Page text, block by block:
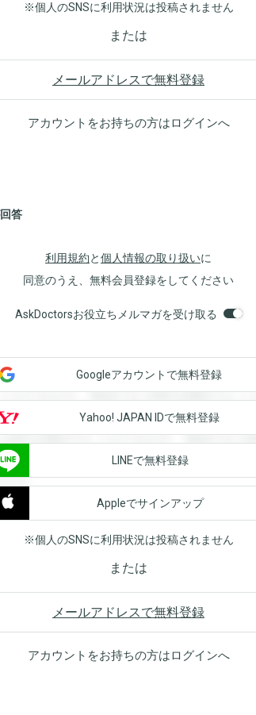
※個人のSNSに利用状況は投稿されません
または
メールアドレスで無料登録
アカウントをお持ちの方はログインへ
答
利用規約と個人情報の取り扱いに
同意のうえ、無料会員登録をしてください
AskDoctorsお役立ちメルマガを受け取る
とができます。登録すると回答を閲覧するこ
。登録すると回答を閲覧することができます
回答を閲覧することができます。登録すると
ることができます。登録すると回答を閲覧す
ます。
Googleアカウントで無料登録
Yahoo! JAPAN IDで無料登録
LINEで無料登録
Appleでサインアップ
※個人のSNSに利用状況は投稿されません
または
メールアドレスで無料登録
アカウントをお持ちの方はログインへ